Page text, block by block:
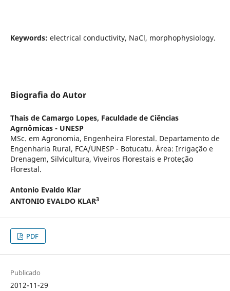
Keywords: electrical conductivity, NaCl, morphophysiology.
Biografia do Autor
Thais de Camargo Lopes, Faculdade de Ciências
Agrnômicas - UNESP
MSc. em Agronomia, Engenheira Florestal. Departamento de
Engenharia Rural, FCA/UNESP - Botucatu. Área: Irrigação e
Drenagem, Silvicultura, Viveiros Florestais e Proteção
Florestal.
Antonio Evaldo Klar
ANTONIO EVALDO KLAR3
PDF
Publicado
2012-11-29